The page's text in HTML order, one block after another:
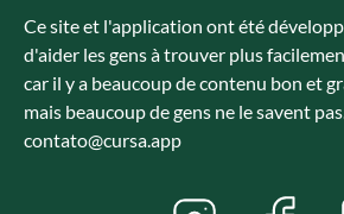
Ce site et l'application ont été
d'aider les gens à trouver plus
car il y a beaucoup de contenu bon et
mais beaucoup de gens ne le savent
contato@cursa.app